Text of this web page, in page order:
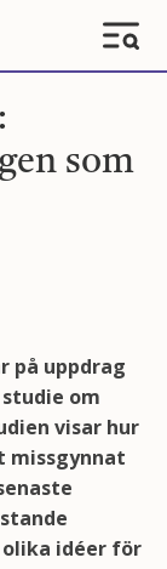
som
på uppdrag
om
visar hur
missgynnat
idéer för